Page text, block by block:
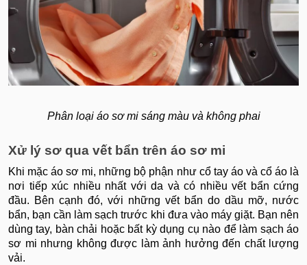
Phân loại áo sơ mi sáng màu và không phai
Xử lý sơ qua vết bẩn trên áo sơ mi
Khi mặc áo sơ mi, những bộ phận như cổ tay áo và cổ áo là
nơi tiếp xúc nhiều nhất với da và có nhiều vết bẩn cứng
đầu. Bên cạnh đó, với những vết bẩn do dầu mỡ, nước
bẩn, bạn cần làm sạch trước khi đưa vào máy giặt. Bạn nên
dùng tay, bàn chải hoặc bất kỳ dụng cụ nào để làm sạch áo
sơ mi nhưng không được làm ảnh hưởng đến chất lượng
vải.